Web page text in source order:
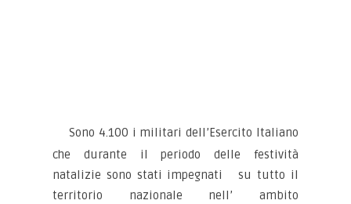
Sono 4.100 i militari dell’Esercito Italiano
che durante il periodo delle festività
natalizie sono stati impegnati su tutto il
territorio nazionale nell’ ambito